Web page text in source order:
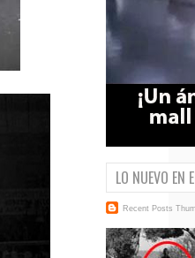
LO NUEVO EN
Recent Posts